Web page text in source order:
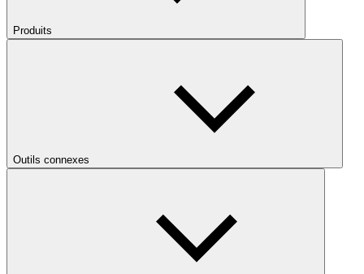
Produits
Outils connexes